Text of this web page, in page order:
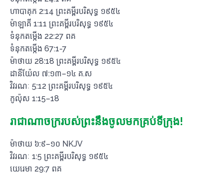
ហាបាគុក 2:14 ព្រះគម្ពីរបរិសុទ្ធ ១៩៥៤
ម៉ាឡាគី 1:11 ព្រះគម្ពីរបរិសុទ្ធ ១៩៥៤
ទំនុកតម្កើង 22:27 ពគ
ទំនុកតម្កើង 67:1-7
ម៉ាថាយ 28:18 ព្រះគម្ពីរបរិសុទ្ធ ១៩៥៤
ដានីយ៉ែល ៧:១៣–១៤ គ.ស
វិវរណៈ 5:12 ព្រះគម្ពីរបរិសុទ្ធ ១៩៥៤
កូល៉ុស 1:15–18
រាជាណាចក្ររបស់ព្រះនឹងចូលមកគ្រប់ទីក្រុង!
ម៉ាថាយ ៦:៩–១០ NKJV
វិវរណៈ 1:5 ព្រះគម្ពីរបរិសុទ្ធ ១៩៥៤
យេរេមា 29:7 ពគ